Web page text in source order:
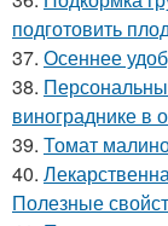
подготовить
37. Осеннее
38.
винограднике в
39. Томат
40.
Полезные